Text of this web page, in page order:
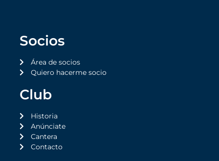
Socios
Área de socios
Quiero hacerme socio
Club
Historia
Anúnciate
Cantera
Contacto